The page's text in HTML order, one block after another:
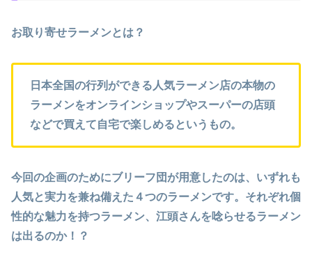
お取り寄せラーメンとは？
日本全国の行列ができる人気ラーメン店の本物の
ラーメンをオンラインショップやスーパーの店頭
などで買えて自宅で楽しめるというもの。
今回の企画のためにブリーフ団が用意したのは、いずれも
人気と実力を兼ね備えた４つのラーメンです。それぞれ個
性的な魅力を持つラーメン、江頭さんを唸らせるラーメン
は出るのか！？